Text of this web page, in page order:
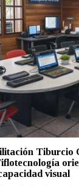
Tiburcio
visual